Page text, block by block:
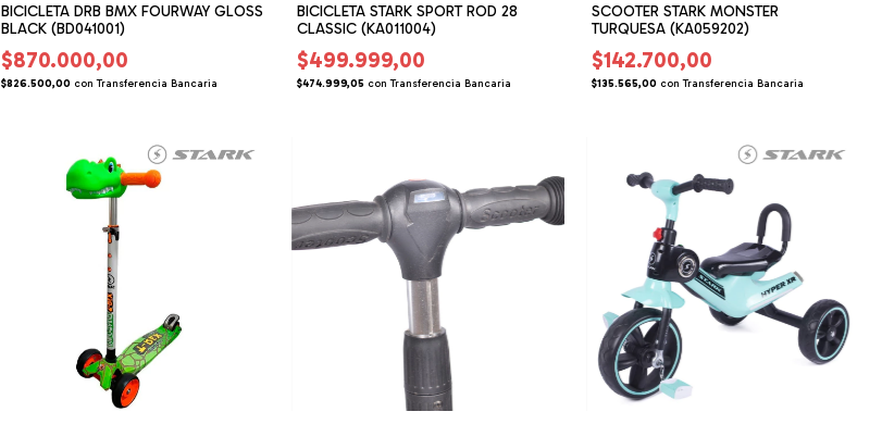
BICICLETA DRB BMX FOURWAY GLOSS
BLACK (BD041001)
$870.000,00
$826.500,00 con Transferencia Bancaria
BICICLETA STARK SPORT ROD 28
CLASSIC (KA011004)
$499.999,00
$474.999,05 con Transferencia Bancaria
SCOOTER STARK MONSTER
TURQUESA (KA059202)
$142.700,00
$135.565,00 con Transferencia Bancaria